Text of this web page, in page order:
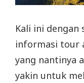
Kali ini dengan
informasi tour
yang nantinya
yakin untuk